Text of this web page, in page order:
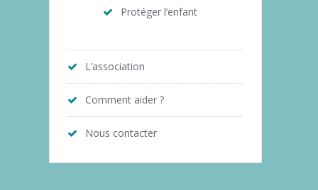
Protéger l’enfant
L’association
Comment aider ?
Nous contacter